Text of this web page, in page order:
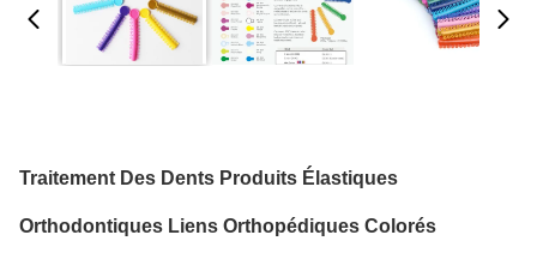
Traitement Des Dents Produits Élastiques
Orthodontiques Liens Orthopédiques Colorés